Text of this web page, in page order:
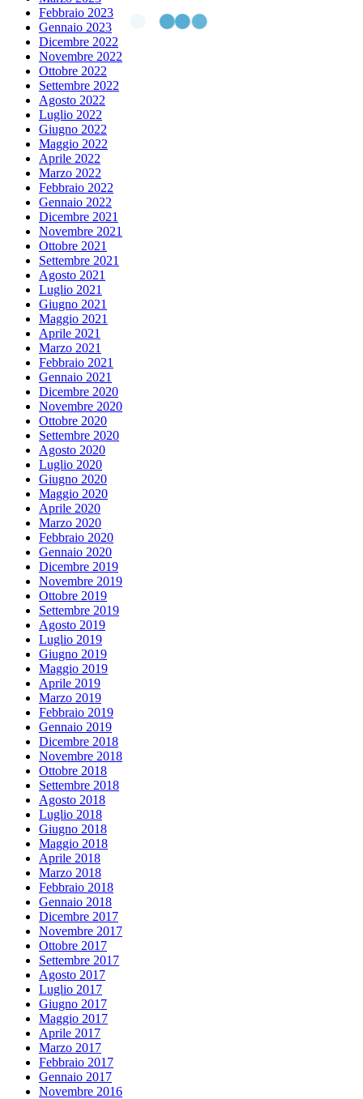
Febbraio 2023
Gennaio 2023
Dicembre 2022
Novembre 2022
Ottobre 2022
Settembre 2022
Agosto 2022
Luglio 2022
Giugno 2022
Maggio 2022
Aprile 2022
Marzo 2022
Febbraio 2022
Gennaio 2022
Dicembre 2021
Novembre 2021
Ottobre 2021
Settembre 2021
Agosto 2021
Luglio 2021
Giugno 2021
Maggio 2021
Aprile 2021
Marzo 2021
Febbraio 2021
Gennaio 2021
Dicembre 2020
Novembre 2020
Ottobre 2020
Settembre 2020
Agosto 2020
Luglio 2020
Giugno 2020
Maggio 2020
Aprile 2020
Marzo 2020
Febbraio 2020
Gennaio 2020
Dicembre 2019
Novembre 2019
Ottobre 2019
Settembre 2019
Agosto 2019
Luglio 2019
Giugno 2019
Maggio 2019
Aprile 2019
Marzo 2019
Febbraio 2019
Gennaio 2019
Dicembre 2018
Novembre 2018
Ottobre 2018
Settembre 2018
Agosto 2018
Luglio 2018
Giugno 2018
Maggio 2018
Aprile 2018
Marzo 2018
Febbraio 2018
Gennaio 2018
Dicembre 2017
Novembre 2017
Ottobre 2017
Settembre 2017
Agosto 2017
Luglio 2017
Giugno 2017
Maggio 2017
Aprile 2017
Marzo 2017
Febbraio 2017
Gennaio 2017
Novembre 2016